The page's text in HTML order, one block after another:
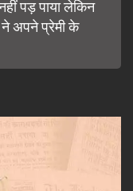
पड़ पाया लेकिन
अपने प्रेमी के